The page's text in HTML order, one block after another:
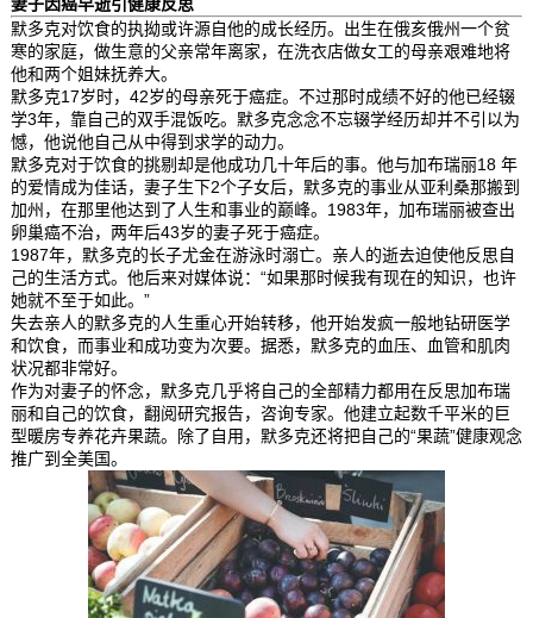
默多克对饮食的执拗或许源自他的成长经历。出生在俄亥俄州一个贫
寒的家庭，做生意的父亲常年离家，在洗衣店做女工的母亲艰难地将
他和两个姐妹抚养大。
默多克17岁时，42岁的母亲死于癌症。不过那时成绩不好的他已经辍
学3年，靠自己的双手混饭吃。默多克念念不忘辍学经历却并不引以为
憾，他说他自己从中得到求学的动力。
默多克对于饮食的挑剔却是他成功几十年后的事。他与加布瑞丽18 年
的爱情成为佳话，妻子生下2个子女后，默多克的事业从亚利桑那搬到
加州，在那里他达到了人生和事业的巅峰。1983年，加布瑞丽被查出
卵巢癌不治，两年后43岁的妻子死于癌症。
1987年，默多克的长子尤金在游泳时溺亡。亲人的逝去迫使他反思自
己的生活方式。他后来对媒体说：“如果那时候我有现在的知识，也许
她就不至于如此。”
失去亲人的默多克的人生重心开始转移，他开始发疯一般地钻研医学
和饮食，而事业和成功变为次要。据悉，默多克的血压、血管和肌肉
状况都非常好。
作为对妻子的怀念，默多克几乎将自己的全部精力都用在反思加布瑞
丽和自己的饮食，翻阅研究报告，咨询专家。他建立起数千平米的巨
型暖房专养花卉果蔬。除了自用，默多克还将把自己的“果蔬”健康观念
推广到全美国。